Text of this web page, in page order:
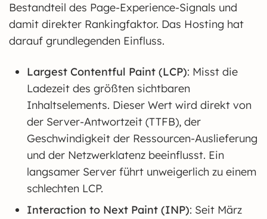
Bestandteil des Page-Experience-Signals und
damit direkter Rankingfaktor. Das Hosting hat
darauf grundlegenden Einfluss.
Largest Contentful Paint (LCP): Misst die
Ladezeit des größten sichtbaren
Inhaltselements. Dieser Wert wird direkt von
der Server-Antwortzeit (TTFB), der
Geschwindigkeit der Ressourcen-Auslieferung
und der Netzwerklatenz beeinflusst. Ein
langsamer Server führt unweigerlich zu einem
schlechten LCP.
Interaction to Next Paint (INP): Seit März